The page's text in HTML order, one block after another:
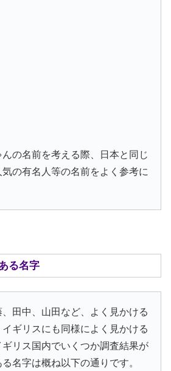
の名前を考える際、日本と同じ
の有名人等の名前をよく参考に
る名字
田中、山田など、よく見かける
ギリスにも同様によく見かける
リス国内でいくつか調査結果が
名字は概ね以下の通りです。